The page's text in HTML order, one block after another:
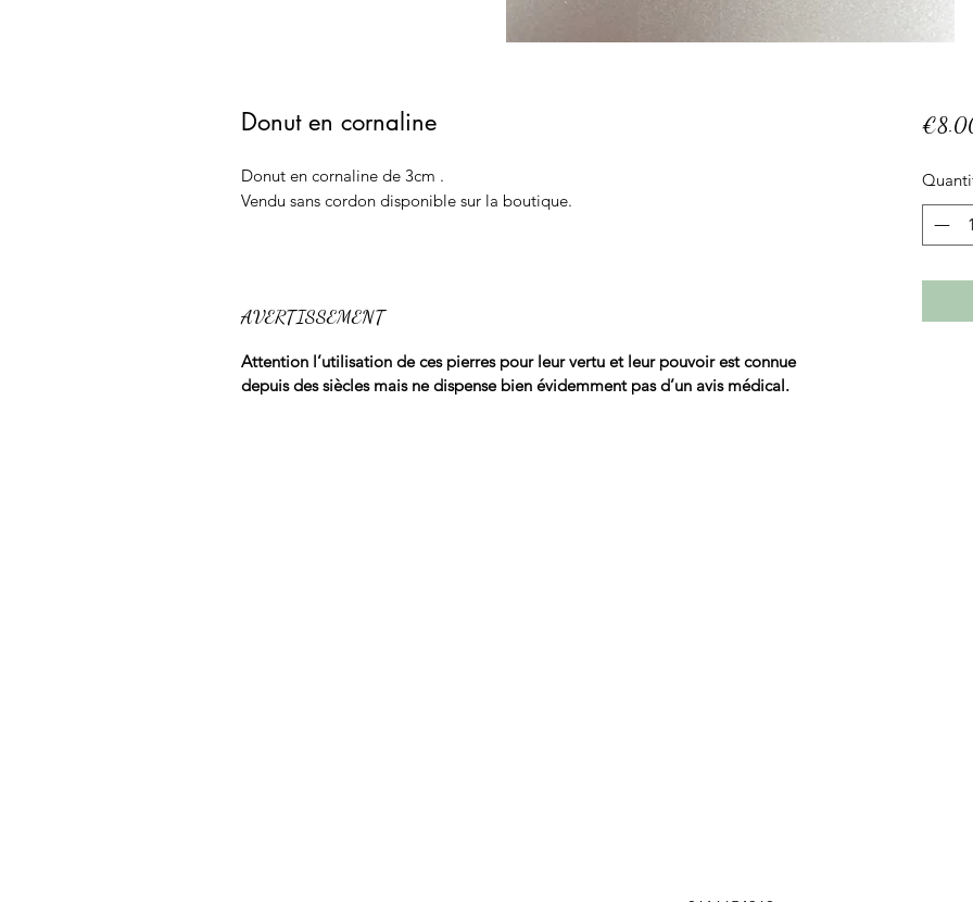
Donut en cornaline
Donut en cornaline de 3cm .
Vendu sans cordon disponible sur la boutique.
AVERTISSEMENT
Attention l’utilisation de ces pierres pour leur vertu et leur pouvoir est connue
depuis des siècles mais ne dispense bien évidemment pas d’un avis médical.